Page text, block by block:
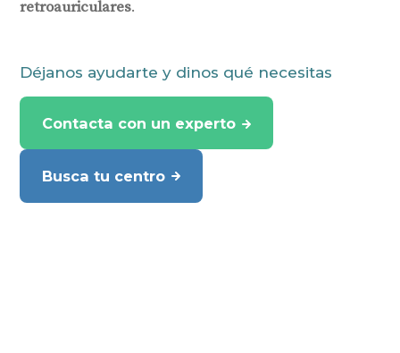
retroauriculares.
Déjanos ayudarte y dinos qué necesitas
Contacta con un experto
Busca tu centro